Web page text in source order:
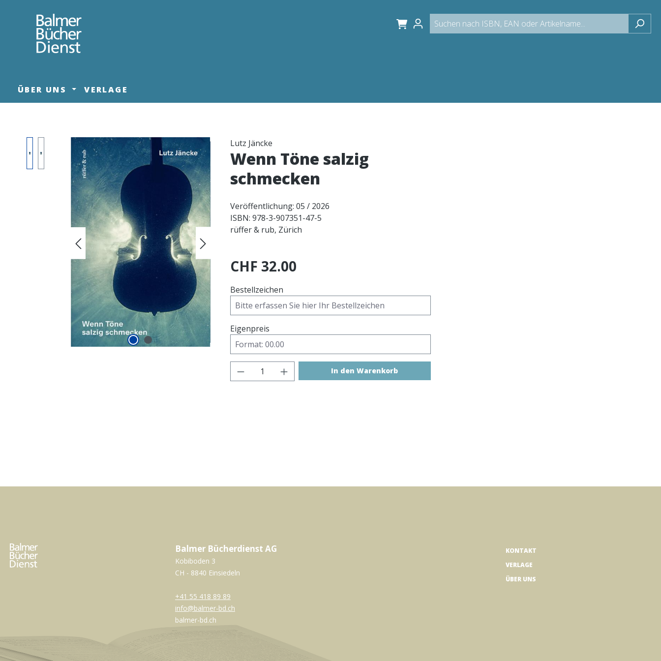
Zur Hauptnavigation springen
ÜBER UNS VERLAGE
Bildergalerie überspringen Lutz Jäncke
Wenn Töne salzig
schmecken
Veröffentlichung: 05 / 2026
ISBN: 978-3-907351-47-5
rüffer & rub, Zürich
CHF 32.00
Bestellzeichen
Eigenpreis
Produkt Anzahl: Gib den gewünschten Wert ein oder benutze die
In den Warenkorb
Balmer Bücherdienst AG
Kobiboden 3
CH - 8840 Einsiedeln
+41 55 418 89 89
info@balmer-bd.ch
balmer-bd.ch
KONTAKT
VERLAGE
ÜBER UNS